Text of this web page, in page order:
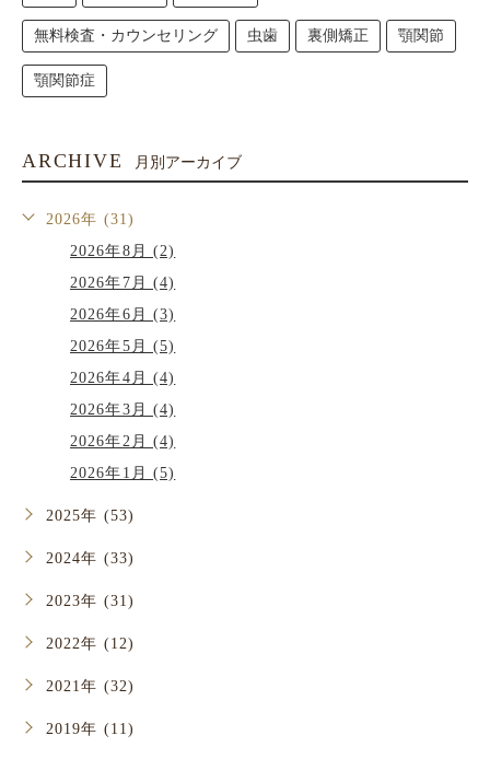
無料検査・カウンセリング 虫歯 裏側矯正 顎関節
顎関節症
ARCHIVE 月別アーカイブ
2026年 (31)
2026年8月 (2)
2026年7月 (4)
2026年6月 (3)
2026年5月 (5)
2026年4月 (4)
2026年3月 (4)
2026年2月 (4)
2026年1月 (5)
2025年 (53)
2024年 (33)
2023年 (31)
2022年 (12)
2021年 (32)
2019年 (11)